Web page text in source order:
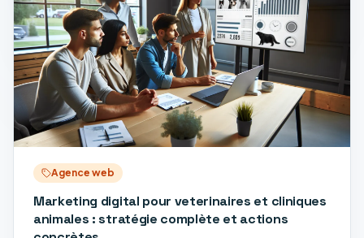
Agence web
Marketing digital pour veterinaires et cliniques
animales : stratégie complète et actions